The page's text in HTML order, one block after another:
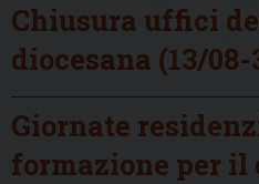
Chiusura uffici
diocesana (13/08-
Giornate
formazione per il